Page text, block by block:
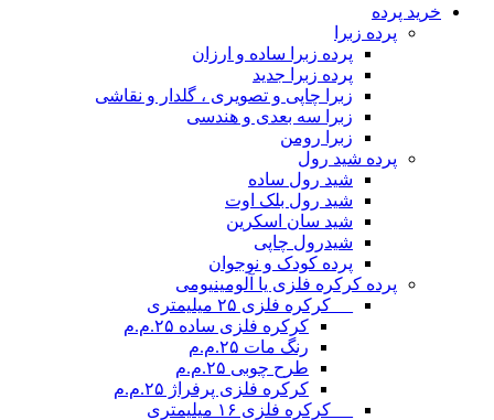
خرید پرده
پرده زبرا
پرده زبرا ساده و ارزان
پرده زبرا جدید
زبرا چاپی و تصویری ، گلدار و نقاشی
زبرا سه بعدی و هندسی
زبرا رومن
پرده شید رول
شید رول ساده
شید رول بلک اوت
شید سان اسکرین
شیدرول چاپی
پرده کودک و نوجوان
پرده کرکره فلزی یا آلومینیومی
__ کرکره فلزی ۲۵ میلیمتری
کرکره فلزی ساده ۲۵.م.م
رنگ مات ۲۵.م.م
طرح چوبی ۲۵.م.م
کرکره فلزی پرفراژ ۲۵.م.م
__ کرکره فلزی ۱۶ میلیمتری